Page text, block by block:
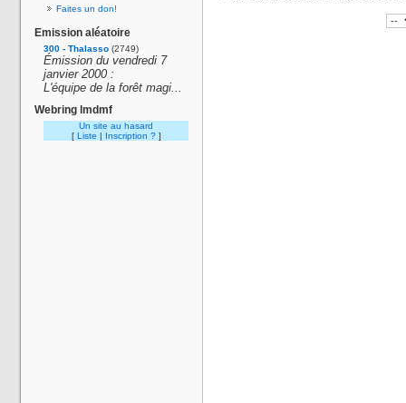
Faites un don!
Emission aléatoire
300 - Thalasso (2749)
Émission du vendredi 7
janvier 2000 :
L'équipe de la forêt magi...
Webring lmdmf
Un site au hasard
[ Liste | Inscription ? ]